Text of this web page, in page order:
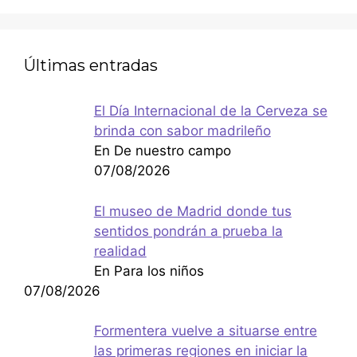
Últimas entradas
El Día Internacional de la Cerveza se
brinda con sabor madrileño
En De nuestro campo
07/08/2026
El museo de Madrid donde tus
sentidos pondrán a prueba la
realidad
En Para los niños
07/08/2026
Formentera vuelve a situarse entre
las primeras regiones en iniciar la